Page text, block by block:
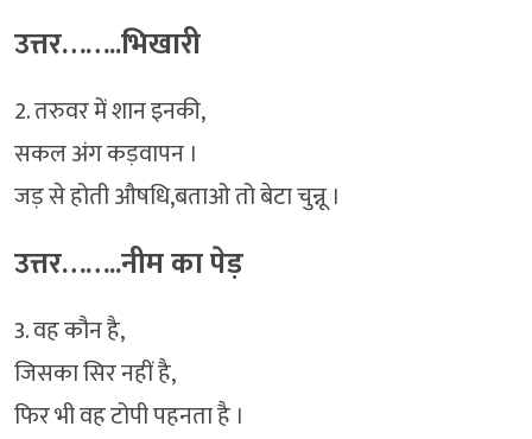
उत्तर……..भिखारी
2. तरुवर में शान इनकी,
सकल अंग कड़वापन ।
जड़ से होती औषधि,बताओ तो बेटा चुन्नू ।
उत्तर……..नीम का पेड़
3. वह कौन है,
जिसका सिर नहीं है,
फिर भी वह टोपी पहनता है ।